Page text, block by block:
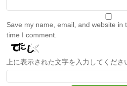
Save my name, email, and website in
time I comment.
上に表示された文字を入力してくださ